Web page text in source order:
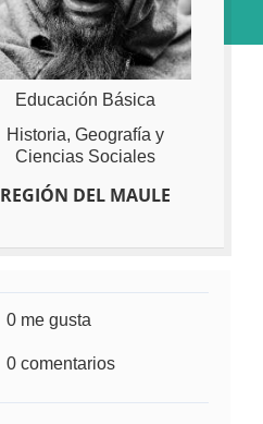
Educación Básica
Historia, Geografía y
Ciencias Sociales
REGIÓN DEL MAULE
0 me gusta
0 comentarios